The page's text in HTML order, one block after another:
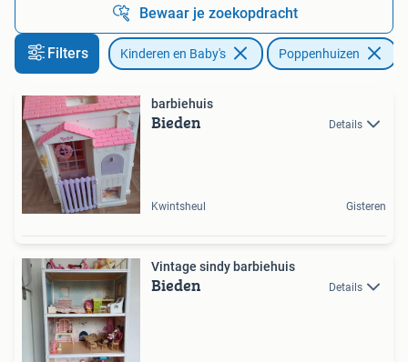
Bewaar je zoekopdracht
Filters Kinderen en Baby's Poppenhuizen
barbiehuis
Bieden Details
Kwintsheul Gisteren
Vintage sindy barbiehuis
Bieden Details